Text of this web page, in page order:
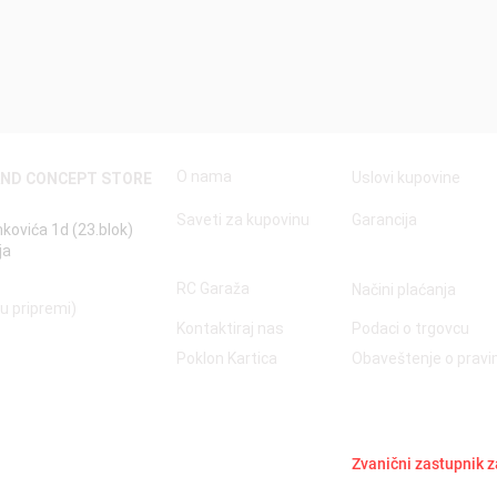
CONCEPT STORE
1d (23.blok)
pripremi)
O nama
Saveti za kupovinu
RC Garaža
Kontaktiraj nas
Poklon Kartica
Uslovi kupovine
Garancija
Načini plaćanja
Podaci o trgovcu
Obaveštenje o
Zvanični zastupnik